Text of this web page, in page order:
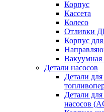
Корпус
Кассета
Колесо
Отливки
Корпус
Вакуумная
Детали насосов
Детали
Детали
насосов